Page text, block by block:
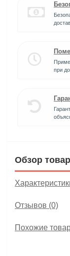
при
Обзор
Отзывов (0)
Похожие